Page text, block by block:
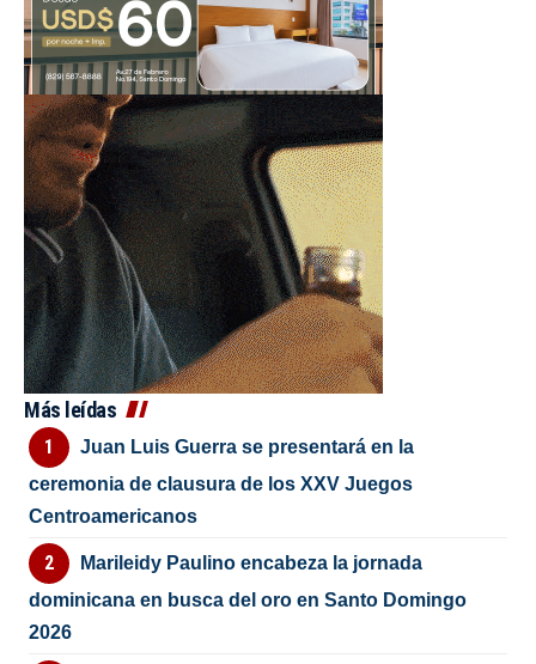
Más leídas
Juan Luis Guerra se presentará en la
ceremonia de clausura de los XXV Juegos
Centroamericanos
Marileidy Paulino encabeza la jornada
dominicana en busca del oro en Santo Domingo
2026